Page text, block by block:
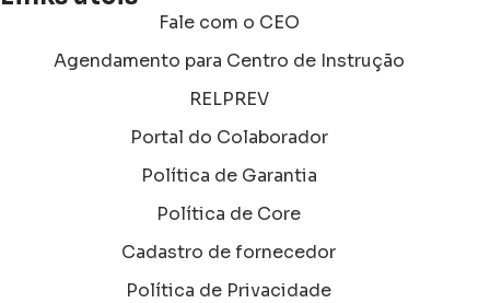
Fale com o CEO
Agendamento para Centro de Instrução
RELPREV
Portal do Colaborador
Política de Garantia
Política de Core
Cadastro de fornecedor
Política de Privacidade